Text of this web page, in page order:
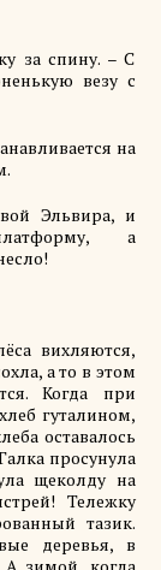
за спину. – С
везу с
на
Эльвира, и
а
вихляются,
а то в этом
. Когда при
гуталином,
оставалось
просунула
щеколду на
! Тележку
тазик.
деревья,в